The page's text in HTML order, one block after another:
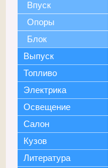
Впуск
Опоры
Блок
Выпуск
Топливо
Электрика
Освещение
Салон
Кузов
Литература